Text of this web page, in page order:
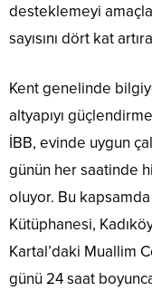
desteklemeyi
sayısını dört kat
Kent genelinde
altyapıyı
İBB, evinde uygun
günün her saatinde
oluyor. Bu
Kütüphanesi,
Kartal’daki Muallim
günü 24 saat